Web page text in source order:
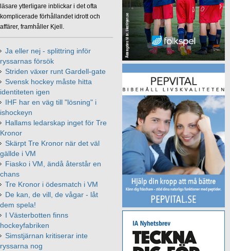
läsare ytterligare inblickar i det ofta
komplicerade förhållandet idrott och
affärer, framhåller Kjell.
Ja eller nej - splittring inför
ryssarnas försök
Striden växer runt Gardell-gate
Svensk hockey måste hitta
identiteten igen
IHF har en väg till "lösning" i
ishockeyn
Hallams ledarskap inget för Tre
Kronor
Skärpt Tre Kronor när det väl
gällde i VM
Fiasko i VM, ändå återstår en
chans
Tre Kronor i ödesmatch i VM
De kan, de vill, de vågar - låt
dem spela!
I Västerbotten finns
hockeyfabriken
Simstjärnan kritiserar inte
ryssarna nog